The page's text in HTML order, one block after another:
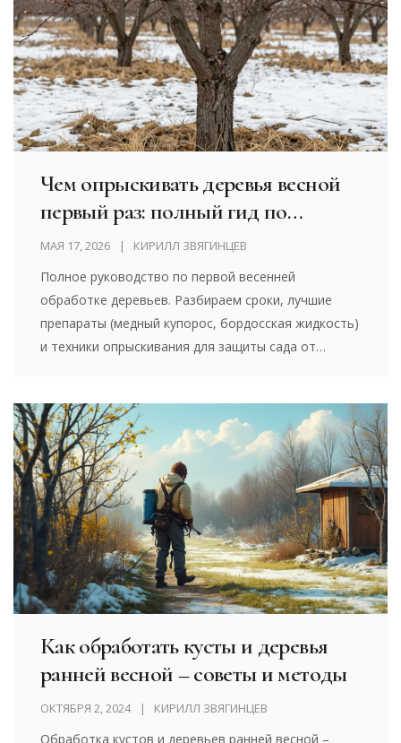
Чем опрыскивать деревья весной
первый раз: полный гид по
препаратам и срокам
МАЯ 17, 2026 КИРИЛЛ ЗВЯГИНЦЕВ
Полное руководство по первой весенней
обработке деревьев. Разбираем сроки, лучшие
препараты (медный купорос, бордосская жидкость)
и техники опрыскивания для защиты сада от
Как обработать кусты и деревья
ранней весной – советы и методы
ОКТЯБРЯ 2, 2024 КИРИЛЛ ЗВЯГИНЦЕВ
Обработка кустов и деревьев ранней весной –